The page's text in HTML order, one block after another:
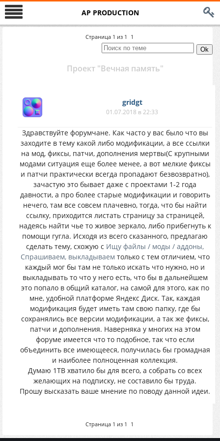
AP PRODUCTION
Страница 1 из 1 1
Проект "Вечная память"
gridgt
01.07.2018 в 22:33
Здравствуйте форумчане. Как часто у вас было что вы
заходите в тему какой либо модификации, а все ссылки
на мод, фиксы, патчи, дополнения мертвы(С крупными
модами ситуация еще более менее, а вот мелкие фиксы
и патчи практически всегда пропадают безвозвратно),
зачастую это бывает даже с проектами 1-2 года
давности, а про более старые модификации и говорить
нечего, там все совсем плачевно, тогда, что бы найти
ссылку, приходится листать страницу за страницей,
надеясь найти чье то живое зеркало, либо прибегнуть к
помощи гугла. Исходя из всего сказанного, предлагаю
сделать тему, схожую с Ищу файлы / моды / аддоны,
Спрашиваем, выкладываем только с тем отличием, что
каждый мог бы там не только искать что нужно, но и
выкладывать то что у него есть, что бы в дальнейшем
это попало в общий каталог, на самой для этого, как по
мне, удобной платформе Яндекс Диск. Так, каждая
модификация будет иметь там свою папку, где бы
сохранялись все версии модификации, а так же фиксы,
патчи и дополнения. Наверняка у многих на этом
форуме имеется что то подобное, так что если
объединить все имеющееся, получилась бы громадная
и наиболее полноценная коллекция.
Думаю 1TB хватило бы для всего, а собрать со всех
желающих на подписку, не составило бы труда.
Прошу высказать ваше мнение по поводу данной идеи.
Страница 1 из 1 1